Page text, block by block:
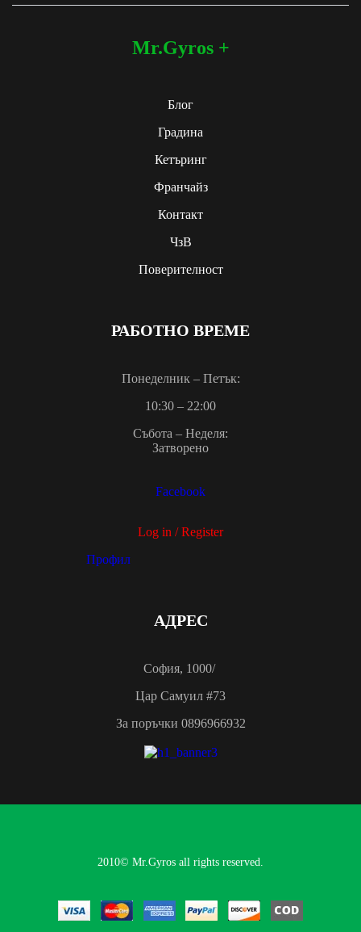
Mr.Gyros +
Блог
Градина
Кетъринг
Франчайз
Контакт
ЧзВ
Поверителност
РАБОТНО ВРЕМЕ
Понеделник – Петък:
10:30 – 22:00
Събота – Неделя:
Затворено
Facebook
Log in / Register
Профил
АДРЕС
София, 1000/
Цар Самуил #73
За поръчки 0896966932
2010© Mr.Gyros all rights reserved.